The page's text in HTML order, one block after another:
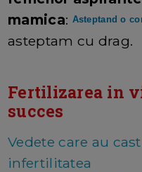
mamica: Asteptand o
asteptam cu drag.
Fertilizarea in
succes
Vedete care au
infertilitatea